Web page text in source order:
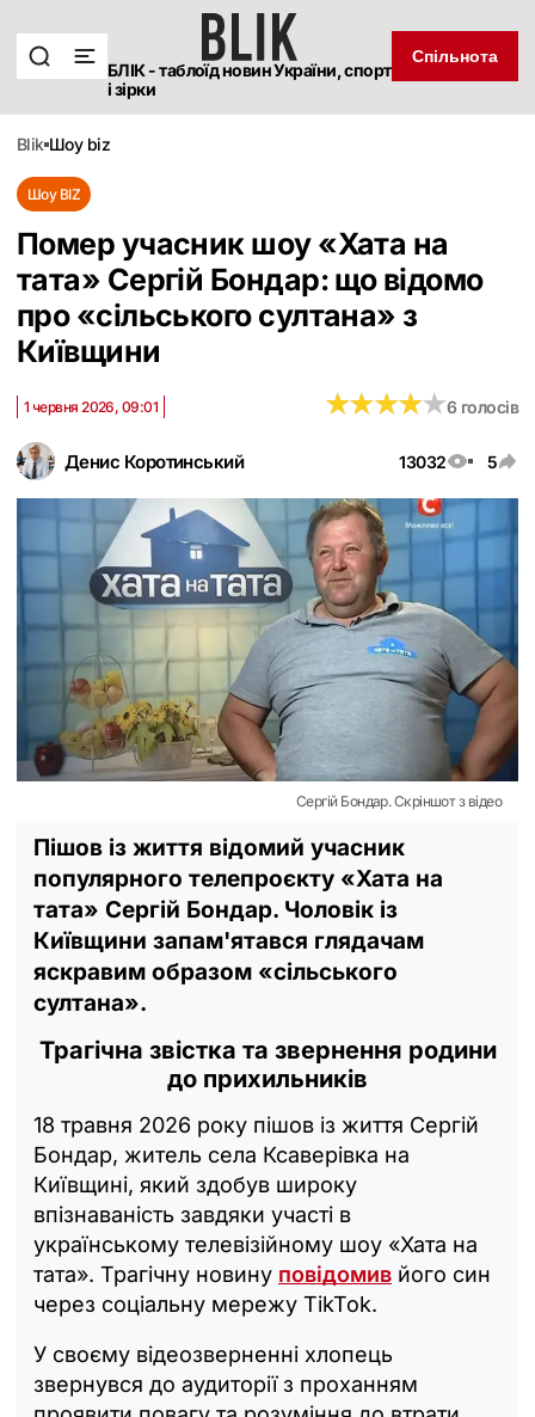
БЛІК - таблоїд новин України, спорт
і зірки
Спільнота
blik шоу biz
Шоу BIZ
Помер учасник шоу «Хата на
тата» Сергій Бондар: що відомо
про «сільського султана» з
Київщини
Денис Коротинський 13032 5
1 червня 2026, 09:01 ★★★★★
★★★★★6 голосів
Сергій Бондар. Скріншот з відео
Пішов із життя відомий учасник
популярного телепроєкту «Хата на
тата» Сергій Бондар. Чоловік із
Київщини запам'ятався глядачам
яскравим образом «сільського
султана».
Трагічна звістка та звернення родини
до прихильників
18 травня 2026 року пішов із життя Сергій
Бондар, житель села Ксаверівка на
Київщині, який здобув широку
впізнаваність завдяки участі в
українському телевізійному шоу «Хата на
тата». Трагічну новину повідомив його син
через соціальну мережу TikTok.
У своєму відеозверненні хлопець
звернувся до аудиторії з проханням